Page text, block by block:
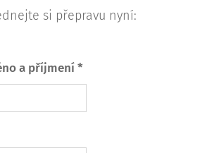
si přepravu nyní:
a příjmení *